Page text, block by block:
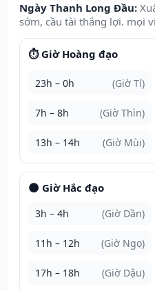
Ngày Thanh Long Đầu:
sớm, cầu tài thắng lợi. mọi
⏱️ Giờ Hoàng đạo
23h – 0h (Giờ Tí)
7h – 8h (Giờ Thìn)
13h – 14h (Giờ Mùi)
🌑 Giờ Hắc đạo
3h – 4h (Giờ Dần)
11h – 12h (Giờ Ngọ)
17h – 18h (Giờ Dậu)